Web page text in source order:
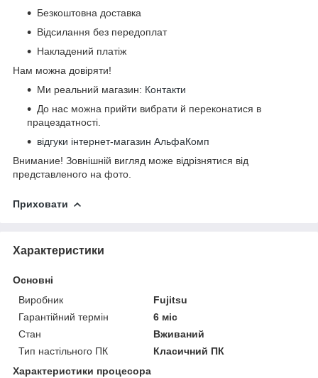
Безкоштовна доставка
Відсилання без передоплат
Накладений платіж
Нам можна довіряти!
Ми реальний магазин: Контакти
До нас можна прийти вибрати й переконатися в
працездатності.
відгуки інтернет-магазин АльфаКомп
Внимание! Зовнішній вигляд може відрізнятися від
представленого на фото.
Приховати
Характеристики
Основні
Виробник
Fujitsu
Гарантійний термін
6 міс
Стан
Вживаний
Тип настільного ПК
Класичний ПК
Характеристики процесора